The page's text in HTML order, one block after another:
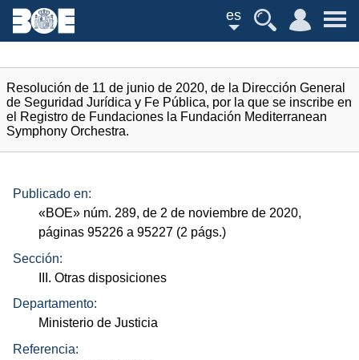
es
Resolución de 11 de junio de 2020, de la Dirección General
de Seguridad Jurídica y Fe Pública, por la que se inscribe en
el Registro de Fundaciones la Fundación Mediterranean
Symphony Orchestra.
Publicado en:
«BOE» núm. 289, de 2 de noviembre de 2020,
páginas 95226 a 95227 (2 págs.)
Sección:
III. Otras disposiciones
Departamento:
Ministerio de Justicia
Referencia: